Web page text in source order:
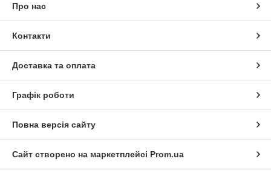
Про нас
Контакти
Доставка та оплата
Графік роботи
Повна версія сайту
Сайт створено на маркетплейсі Prom.ua